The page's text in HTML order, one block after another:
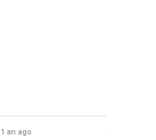
1 an ago